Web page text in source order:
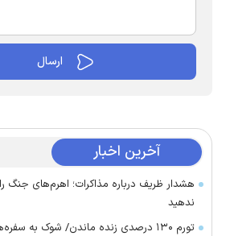
آخرین اخبار
هشدار ظریف درباره مذاکرات؛ اهرم‌های
ندهید
تورم ۱۳۰ درصدی زنده ماندن/ شوک به سفره‌های خالی کارگران